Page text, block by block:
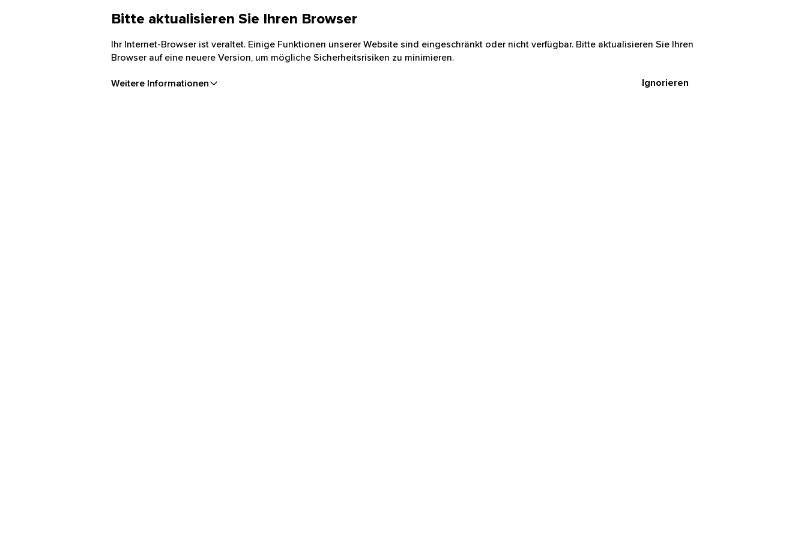
Bitte aktualisieren Sie Ihren Browser
Ihr Internet-Browser ist veraltet. Einige Funktionen unserer Website sind eingeschränkt oder nicht verfügbar. Bitte aktualisieren Sie Ihren
Browser auf eine neuere Version, um mögliche Sicherheitsrisiken zu minimieren.
Weitere Informationen Ignorieren